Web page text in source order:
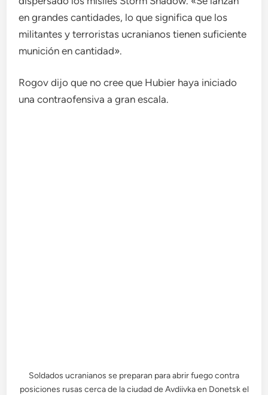
en grandes cantidades, lo que significa que los
militantes y terroristas ucranianos tienen suficiente
munición en cantidad».
Rogov dijo que no cree que Hubier haya iniciado
una contraofensiva a gran escala.
Soldados ucranianos se preparan para abrir fuego contra
posiciones rusas cerca de la ciudad de Avdiivka en Donetsk el